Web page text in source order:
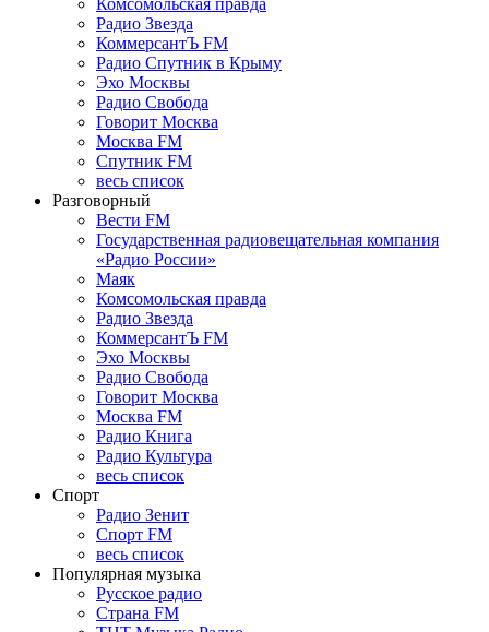
Радио Звезда
КоммерсантЪ FM
Радио Спутник в Крыму
Эхо Москвы
Радио Свобода
Говорит Москва
Москва FM
Спутник FM
весь список
Разговорный
Вести FM
Государственная радиовещательная компания
«Радио России»
Маяк
Комсомольская правда
Радио Звезда
КоммерсантЪ FM
Эхо Москвы
Радио Свобода
Говорит Москва
Москва FM
Радио Книга
Радио Культура
весь список
Спорт
Радио Зенит
Спорт FM
весь список
Популярная музыка
Русское радио
Страна FM